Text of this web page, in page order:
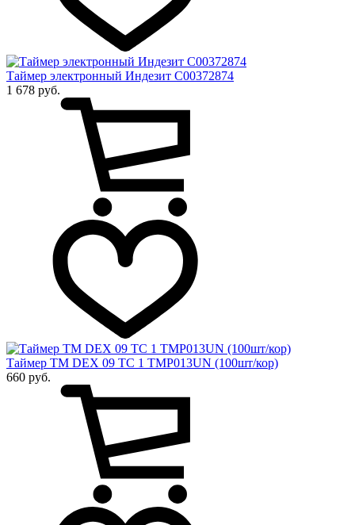
Таймер электронный Индезит C00372874
1 678 руб.
Таймер ТМ DEX 09 ТС 1 TMP013UN (100шт/кор)
660 руб.